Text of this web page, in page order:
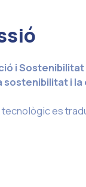
i Sostenibilitat
i la
es